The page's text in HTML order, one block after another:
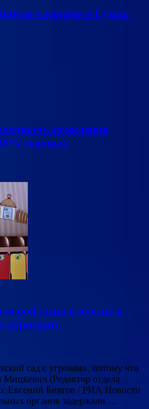
о взрыве в Сумах
появления
годовых
игрой сына в куклы и
угрозами
сад с угрозами, потому что
(Редактор отдела
Евгений Биятов / РИА Новости
органов задержали …